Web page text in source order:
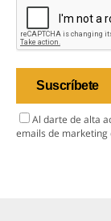
Al darte de alta
emails de